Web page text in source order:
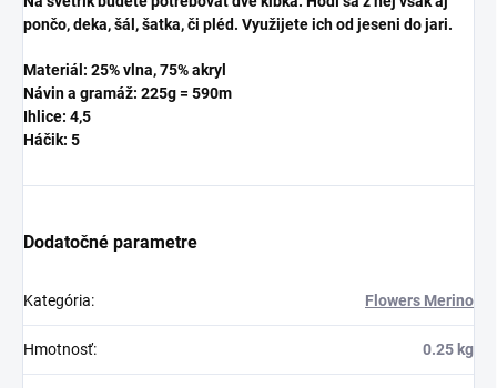
pončo, deka, šál, šatka, či pléd. Využijete ich od jeseni do jari.
Materiál: 25% vlna, 75% akryl
Návin a gramáž: 225g = 590m
Ihlice: 4,5
Háčik: 5
Dodatočné parametre
Kategória: Flowers Merino
Hmotnosť: 0.25 kg